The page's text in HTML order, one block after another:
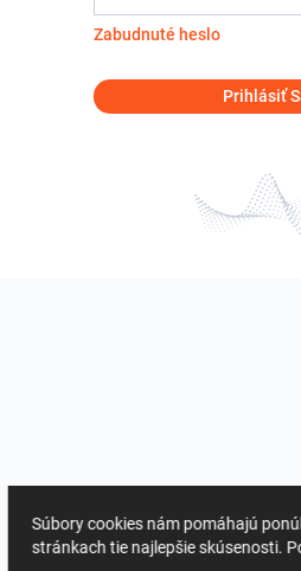
Zabudnuté heslo
Prihlásiť
Súbory cookies nám pomáhajú
stránkach tie najlepšie skúsenosti.